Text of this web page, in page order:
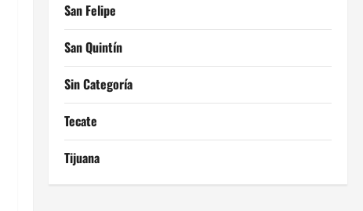
San Felipe
San Quintín
Sin Categoría
Tecate
Tijuana